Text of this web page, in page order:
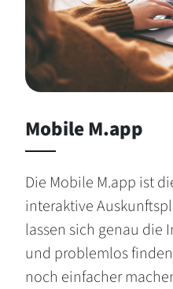
Mobile M.app
Die Mobile M.app ist
interaktive
lassen sich genau die
und problemlos
noch einfacher